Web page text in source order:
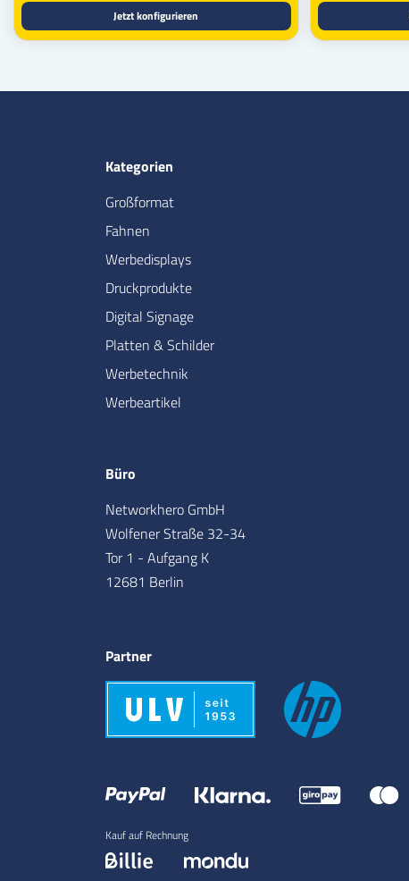
Jetzt konfigurieren
Kategorien
Großformat
Fahnen
Werbedisplays
Druckprodukte
Digital Signage
Platten & Schilder
Werbetechnik
Werbeartikel
Büro
Networkhero GmbH
Wolfener Straße 32-34
Tor 1 - Aufgang K
12681 Berlin
Partner
Kauf auf Rechnung